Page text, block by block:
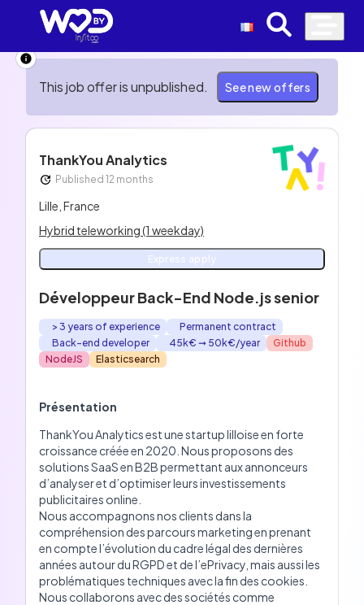
This job offer is unpublished. See new offers
ThankYou Analytics
Published 12 months
Lille, France
Hybrid teleworking (1 weekday)
Express apply
Développeur Back-End Node.js senior
> 3 years of experience
Permanent contract
Back-end developer
45k€ ➞ 50k€/year
Github
NodeJS
Elasticsearch
Présentation
ThankYou Analytics est une startup lilloise en forte
croissance créée en 2020. Nous proposons des
solutions SaaS en B2B permettant aux annonceurs
d’analyser et d’optimiser leurs investissements
publicitaires online.
Nous accompagnons nos clients dans la
compréhension des parcours marketing en prenant
en compte l’évolution du cadre légal des dernières
années autour du RGPD et de l’ePrivacy, mais aussi les
problématiques techniques avec la fin des cookies.
Nous collaborons avec des sociétés comme